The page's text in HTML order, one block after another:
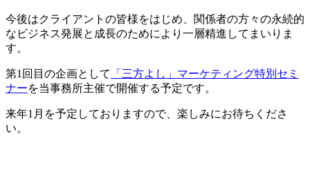
今後はクライアントの皆様をはじめ、関係者の方々の永続的
なビジネス発展と成長のためにより一層精進してまいりま
す。
第1回目の企画として
「三方よし」マーケティング特別セミ
ナーを当事務所主催で開催する予定です。
来年1月を予定しておりますので、楽しみにお待ちくださ
い。